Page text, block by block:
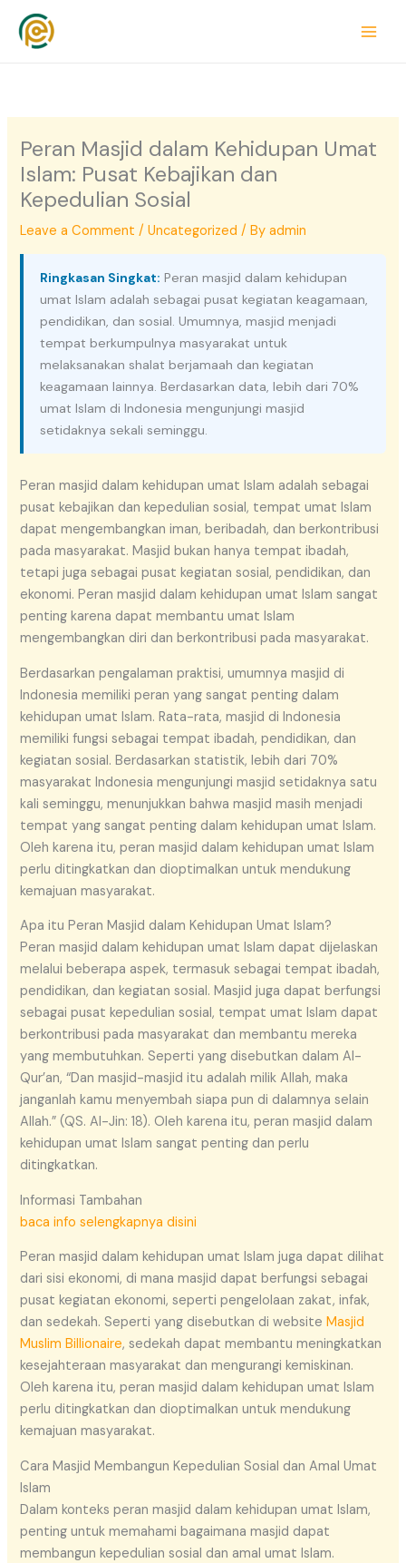
content
Peran Masjid dalam Kehidupan Umat
Islam: Pusat Kebajikan dan
Kepedulian Sosial
Leave a Comment /Uncategorized / Byadmin
Ringkasan Singkat: Peran masjid dalam kehidupan
umat Islam adalah sebagai pusat kegiatan keagamaan,
pendidikan, dan sosial. Umumnya, masjid menjadi
tempat berkumpulnya masyarakat untuk
melaksanakan shalat berjamaah dan kegiatan
keagamaan lainnya. Berdasarkan data, lebih dari 70%
umat Islam di Indonesia mengunjungi masjid
setidaknya sekali seminggu.
Peran masjid dalam kehidupan umat Islam adalah sebagai
pusat kebajikan dan kepedulian sosial, tempat umat Islam
dapat mengembangkan iman, beribadah, dan berkontribusi
pada masyarakat. Masjid bukan hanya tempat ibadah,
tetapi juga sebagai pusat kegiatan sosial, pendidikan, dan
ekonomi. Peran masjid dalam kehidupan umat Islam sangat
penting karena dapat membantu umat Islam
mengembangkan diri dan berkontribusi pada masyarakat.
Berdasarkan pengalaman praktisi, umumnya masjid di
Indonesia memiliki peran yang sangat penting dalam
kehidupan umat Islam. Rata-rata, masjid di Indonesia
memiliki fungsi sebagai tempat ibadah, pendidikan, dan
kegiatan sosial. Berdasarkan statistik, lebih dari 70%
masyarakat Indonesia mengunjungi masjid setidaknya satu
kali seminggu, menunjukkan bahwa masjid masih menjadi
tempat yang sangat penting dalam kehidupan umat Islam.
Oleh karena itu, peran masjid dalam kehidupan umat Islam
perlu ditingkatkan dan dioptimalkan untuk mendukung
kemajuan masyarakat.
Apa itu Peran Masjid dalam Kehidupan Umat Islam?
Peran masjid dalam kehidupan umat Islam dapat dijelaskan
melalui beberapa aspek, termasuk sebagai tempat ibadah,
pendidikan, dan kegiatan sosial. Masjid juga dapat berfungsi
sebagai pusat kepedulian sosial, tempat umat Islam dapat
berkontribusi pada masyarakat dan membantu mereka
yang membutuhkan. Seperti yang disebutkan dalam Al-
Qur’an, “Dan masjid-masjid itu adalah milik Allah, maka
janganlah kamu menyembah siapa pun di dalamnya selain
Allah.” (QS. Al-Jin: 18). Oleh karena itu, peran masjid dalam
kehidupan umat Islam sangat penting dan perlu
ditingkatkan.
Informasi Tambahan
baca info selengkapnya disini
Peran masjid dalam kehidupan umat Islam juga dapat dilihat
dari sisi ekonomi, di mana masjid dapat berfungsi sebagai
pusat kegiatan ekonomi, seperti pengelolaan zakat, infak,
dan sedekah. Seperti yang disebutkan di websiteMasjid
Muslim Billionaire, sedekah dapat membantu meningkatkan
kesejahteraan masyarakat dan mengurangi kemiskinan.
Oleh karena itu, peran masjid dalam kehidupan umat Islam
perlu ditingkatkan dan dioptimalkan untuk mendukung
kemajuan masyarakat.
Cara Masjid Membangun Kepedulian Sosial dan Amal Umat
Islam
Dalam konteks peran masjid dalam kehidupan umat Islam,
penting untuk memahami bagaimana masjid dapat
membangun kepedulian sosial dan amal umat Islam.